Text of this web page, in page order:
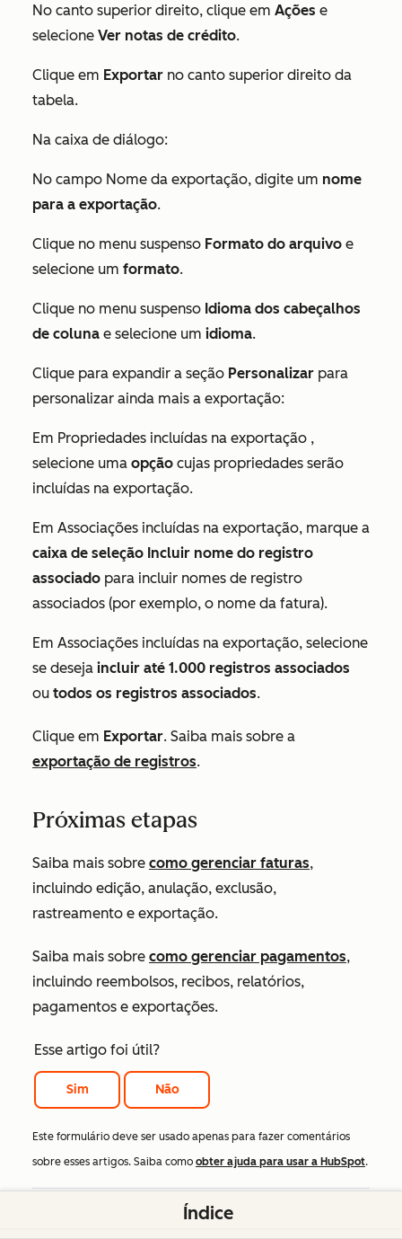
No canto superior direito, clique em Ações e
selecione Ver notas de crédito.
Clique em Exportar no canto superior direito da
tabela.
Na caixa de diálogo:
No campo Nome da exportação, digite um nome
para a exportação.
Clique no menu suspenso Formato do arquivo e
selecione um formato.
Clique no menu suspenso Idioma dos cabeçalhos
de coluna e selecione um idioma.
Clique para expandir a seção Personalizar para
personalizar ainda mais a exportação:
Em Propriedades incluídas na exportação ,
selecione uma opção cujas propriedades serão
incluídas na exportação.
Em Associações incluídas na exportação, marque a
caixa de seleção Incluir nome do registro
associado para incluir nomes de registro
associados (por exemplo, o nome da fatura).
Em Associações incluídas na exportação, selecione
se deseja incluir até 1.000 registros associados
ou todos os registros associados.
Clique em Exportar. Saiba mais sobre a
exportação de registros.
Próximas etapas
Saiba mais sobre como gerenciar faturas,
incluindo edição, anulação, exclusão,
rastreamento e exportação.
Saiba mais sobre como gerenciar pagamentos,
incluindo reembolsos, recibos, relatórios,
pagamentos e exportações.
Esse artigo foi útil?
Sim Não
Este formulário deve ser usado apenas para fazer comentários
sobre esses artigos. Saiba como obter ajuda para usar a HubSpot.
Conteúdo relacionado
Índice